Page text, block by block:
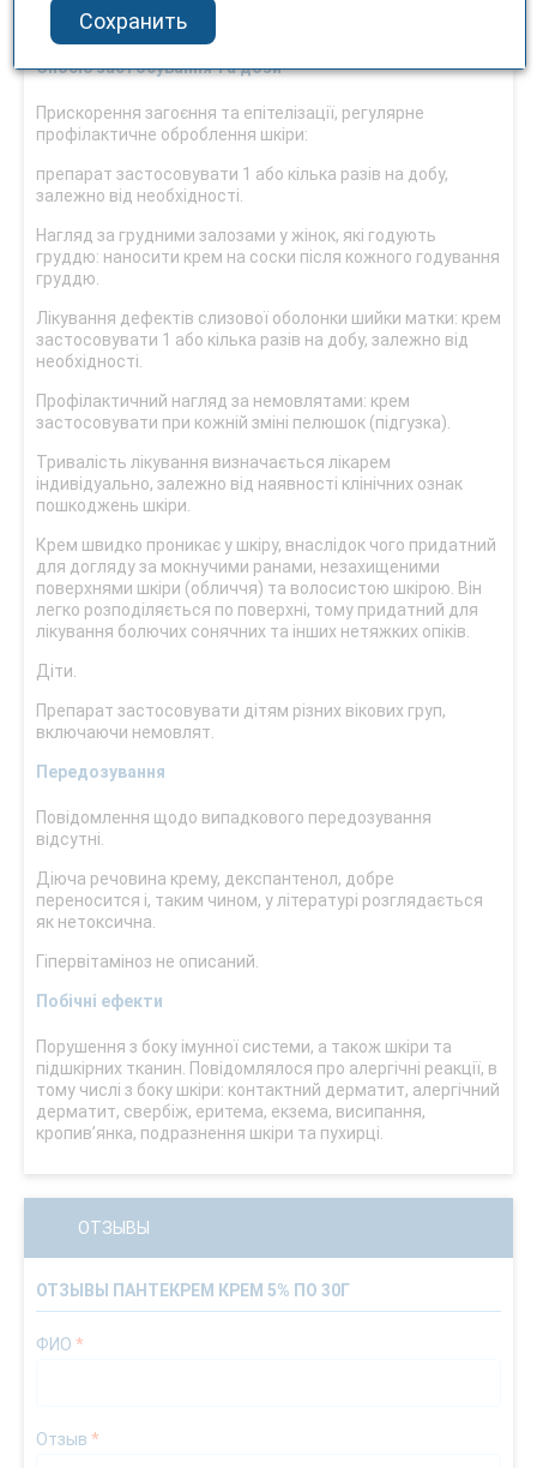
Код АТХ D03A Х03.
Спосіб застосування та дози
Прискорення загоєння та епітелізації, регулярне
профілактичне оброблення шкіри:
препарат застосовувати 1 або кілька разів на добу,
залежно від необхідності.
Нагляд за грудними залозами у жінок, які годують
груддю: наносити крем на соски після кожного годування
груддю.
Лікування дефектів слизової оболонки шийки матки: крем
застосовувати 1 або кілька разів на добу, залежно від
необхідності.
Профілактичний нагляд за немовлятами: крем
застосовувати при кожній зміні пелюшок (підгузка).
Тривалість лікування визначається лікарем
індивідуально, залежно від наявності клінічних ознак
пошкоджень шкіри.
Крем швидко проникає у шкіру, внаслідок чого придатний
для догляду за мокнучими ранами, незахищеними
поверхнями шкіри (обличчя) та волосистою шкірою. Він
легко розподіляється по поверхні, тому придатний для
лікування болючих сонячних та інших нетяжких опіків.
Діти.
Препарат застосовувати дітям різних вікових груп,
включаючи немовлят.
Передозування
Повідомлення щодо випадкового передозування
відсутні.
Діюча речовина крему, декспантенол, добре
переносится і, таким чином, у літературі розглядається
як нетоксична.
Гіпервітаміноз не описаний.
Побічні ефекти
Порушення з боку імунної системи, а також шкіри та
підшкірних тканин. Повідомлялося про алергічні реакції, в
тому числі з боку шкіри: контактний дерматит, алергічний
дерматит, свербіж, еритема, екзема, висипання,
кропив’янка, подразнення шкіри та пухирці.
ОТЗЫВЫ
ОТЗЫВЫ ПАНТЕКРЕМ КРЕМ 5% ПО 30Г
ФИО *
Отзыв *
Сохранить